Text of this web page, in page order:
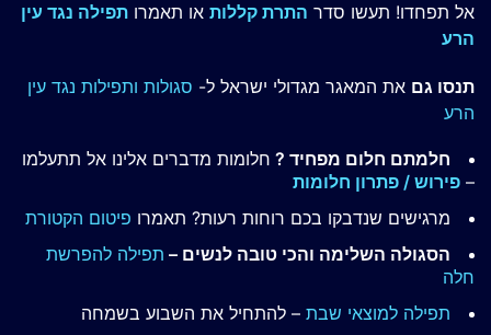
אל תפחדו! תעשו סדר התרת קללות או תאמרו תפילה נגד עין
הרע
תנסו גם את המאגר מגדולי ישראל ל- סגולות ותפילות נגד עין
הרע
חלמתם חלום מפחיד ? חלומות מדברים אלינו אל תתעלמו
– פירוש / פתרון חלומות
מרגישים שנדבקו בכם רוחות רעות? תאמרו פיטום הקטורת
הסגולה השלימה והכי טובה לנשים – תפילה להפרשת
חלה
תפילה למוצאי שבת – להתחיל את השבוע בשמחה